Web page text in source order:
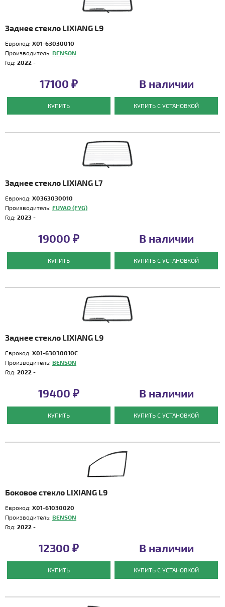
Заднее стекло LIXIANG L9
Еврокод: X01-63030010
Производитель: BENSON
Год: 2022 -
17100 ₽
КУПИТЬ
В наличии
КУПИТЬ С УСТАНОВКОЙ
Заднее стекло LIXIANG L7
Еврокод: X0363030010
Производитель: FUYAO (FYG)
Год: 2023 -
19000 ₽
КУПИТЬ
В наличии
КУПИТЬ С УСТАНОВКОЙ
Заднее стекло LIXIANG L9
Еврокод: X01-63030010C
Производитель: BENSON
Год: 2022 -
19400 ₽
КУПИТЬ
В наличии
КУПИТЬ С УСТАНОВКОЙ
Боковое стекло LIXIANG L9
Еврокод: X01-61030020
Производитель: BENSON
Год: 2022 -
12300 ₽
КУПИТЬ
В наличии
КУПИТЬ С УСТАНОВКОЙ